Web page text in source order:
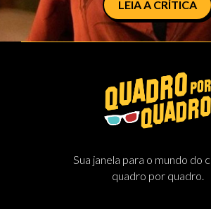
LEIA A CRÍTICA
Sua janela para o mundo do
quadro por quadro.